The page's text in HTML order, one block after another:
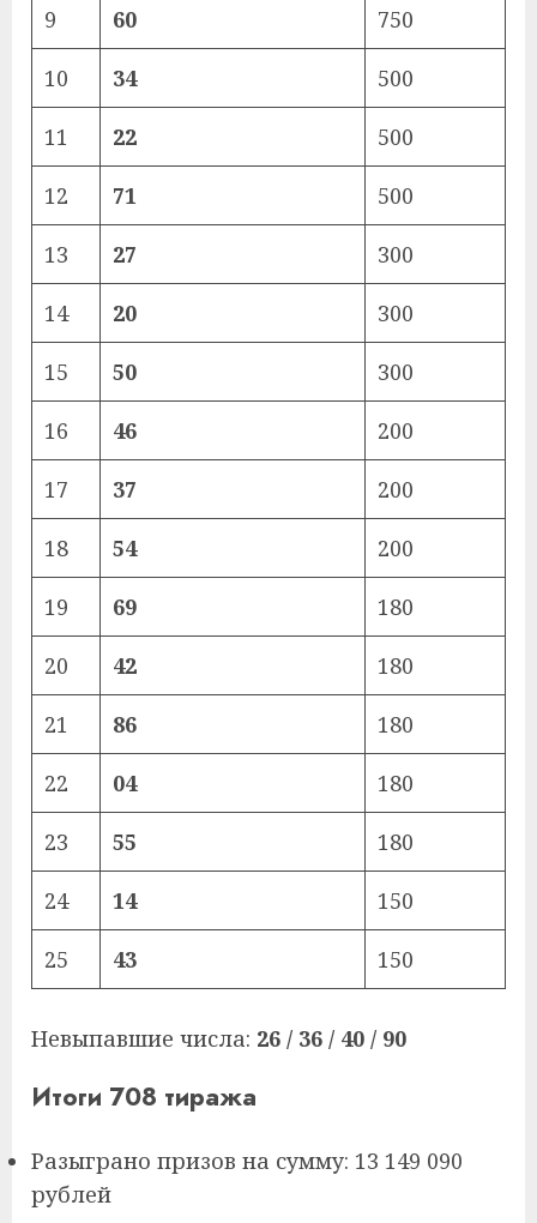
9 60 750
10 34 500
11 22 500
12 71 500
13 27 300
14 20 300
15 50 300
16 46 200
17 37 200
18 54 200
19 69 180
20 42 180
21 86 180
22 04 180
23 55 180
24 14 150
25 43 150
Невыпавшие числа: 26 / 36 / 40 / 90
Итоги 708 тиража
Разыграно призов на сумму: 13 149 090
рублей